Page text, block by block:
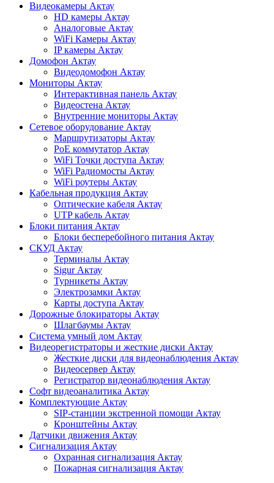
Видеокамеры Актау
HD камеры Актау
Аналоговые Актау
WiFi Камеры Актау
IP камеры Актау
Домофон Актау
Видеодомофон Актау
Мониторы Актау
Интерактивная панель Актау
Видеостена Актау
Внутренние мониторы Актау
Сетевое оборудование Актау
Маршрутизаторы Актау
PoE коммутатор Актау
WiFi Точки доступа Актау
WiFi Радиомосты Актау
WiFi роутеры Актау
Кабельная продукция Актау
Оптические кабеля Актау
UTP кабель Актау
Блоки питания Актау
Блоки бесперебойного питания Актау
СКУД Актау
Терминалы Актау
Sigur Актау
Турникеты Актау
Электрозамки Актау
Карты доступа Актау
Дорожные блокираторы Актау
Шлагбаумы Актау
Система умный дом Актау
Видеорегистраторы и жесткие диски Актау
Жесткие диски для видеонаблюдения Актау
Видеосервер Актау
Регистратор видеонаблюдения Актау
Софт видеоаналитика Актау
Комплектующие Актау
SIP-станции экстренной помощи Актау
Кронштейны Актау
Датчики движения Актау
Сигнализация Актау
Охранная сигнализация Актау
Пожарная сигнализация Актау